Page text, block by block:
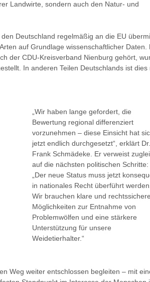
Landwirte, sondern auch den Natur- und
Deutschland regelmäßig an die EU
auf Grundlage wissenschaftlicher Daten.
der CDU-Kreisverband Nienburg gehört,
In anderen Teilen Deutschlands ist dies
„Wir haben lange gefordert, die
Bewertung regional differenziert
vorzunehmen – diese Einsicht hat
jetzt endlich durchgesetzt“, erklärt Dr.
Frank Schmädeke. Er verweist
auf die nächsten politischen Schritte:
„Der neue Status muss jetzt
in nationales Recht überführt werden.
Wir brauchen klare und rechtssichere
Möglichkeiten zur Entnahme von
Problemwölfen und eine stärkere
Unterstützung für unsere
Weidetierhalter.“
Weg weiter entschlossen begleiten – mit